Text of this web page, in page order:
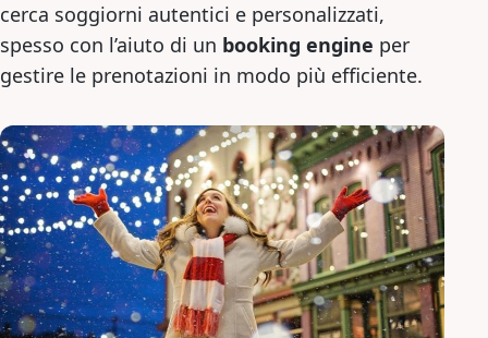
cerca soggiorni autentici e personalizzati,
spesso con l’aiuto di un booking engine per
gestire le prenotazioni in modo più efficiente.